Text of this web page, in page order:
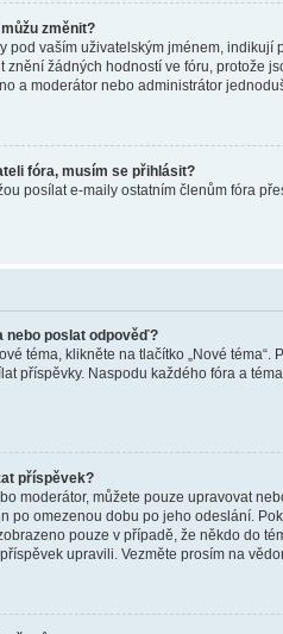
změnit?
pod vaším uživatelským jménem,
znění žádných hodností ve fóru, protože
a moderátor nebo administrátor
fóra, musím se přihlásit?
posílat e-maily ostatním členům fóra
nebo poslat odpověď?
téma, klikněte na tlačítko „Nové
příspěvky. Naspodu každého fóra a
příspěvek?
moderátor, můžete pouze upravovat
po omezenou dobu po jeho odeslání.
pouze v případě, že někdo do
upravili. Vezměte prosím na